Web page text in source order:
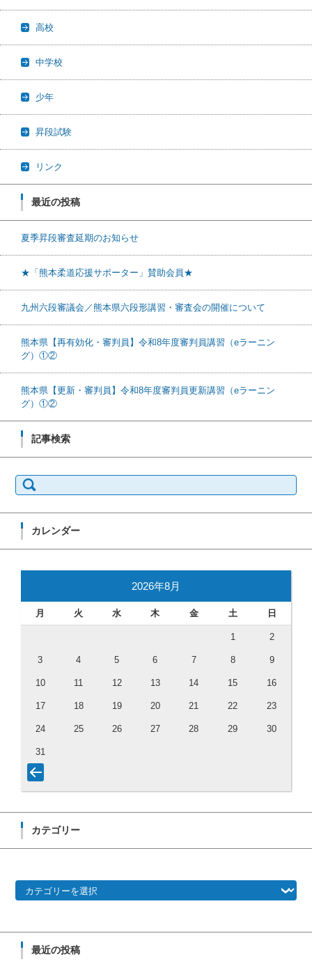
高校
中学校
少年
昇段試験
リンク
最近の投稿
夏季昇段審査延期のお知らせ
★「熊本柔道応援サポーター」賛助会員★
九州六段審議会／熊本県六段形講習・審査会の開催について
熊本県【再有効化・審判員】令和8年度審判員講習（eラーニン
グ）①②
熊本県【更新・審判員】令和8年度審判員更新講習（eラーニン
グ）①②
記事検索
検索:
カレンダー
2026年8月
月 火 水 木 金 土 日
1 2
3 4 5 6 7 8 9
10 11 12 13 14 15 16
17 18 19 20 21 22 23
24 25 26 27 28 29 30
31
カテゴリー
最近の投稿